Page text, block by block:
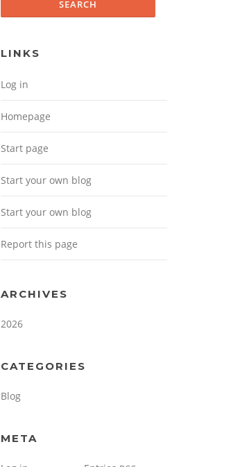
LINKS
Log in
Homepage
Start page
Start your own blog
Start your own blog
Report this page
ARCHIVES
2026
CATEGORIES
Blog
META